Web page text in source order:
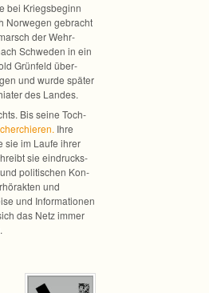
bei Kriegs­be­ginn
Nor­we­gen gebracht
der Wehr­
Schwe­den in ein
Grün­feld über­
und wurde spä­ter
des Landes.
Bis seine Toch­
Ihre
sie im Laufe ihrer
sie ein­drucks­
poli­ti­schen Kon­
und
und Infor­ma­tio­nen
das Netz immer